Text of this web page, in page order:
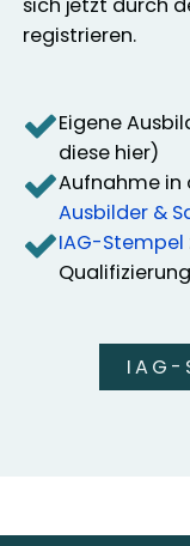
registrieren.
Eigene
diese hier)
Aufnahme in
Ausbilder &
IAG-Stempel